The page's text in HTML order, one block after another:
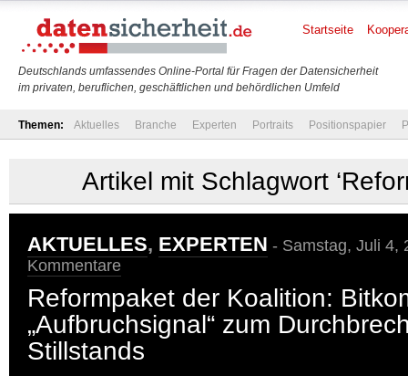
Deutschlands umfassendes Online-Portal für Fragen der Datensicherheit
im privaten, beruflichen, geschäftlichen und behördlichen Umfeld
Startseite
Themen: Aktuelles Branche Experten Portraits Positionspapier
Artikel mit Schlagwort
AKTUELLES, EXPERTEN - Samstag, Juli 4,
Kommentare
Reformpaket der Koalition:
„Aufbruchsignal“ zum
Stillstands